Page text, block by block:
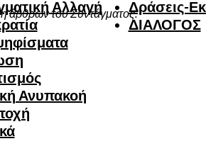
Αλλαγή
Ανυπακοή
Δράσεις-
ΔΙΑΛΟΓΟΣ
άρθρων του Συντάγματος.